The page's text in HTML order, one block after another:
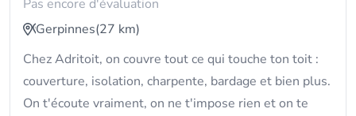
Pas encore d'évaluation
Gerpinnes(27 km)
Chez Adritoit, on couvre tout ce qui touche ton toit :
couverture, isolation, charpente, bardage et bien plus.
On t'écoute vraiment, on ne t'impose rien et on te